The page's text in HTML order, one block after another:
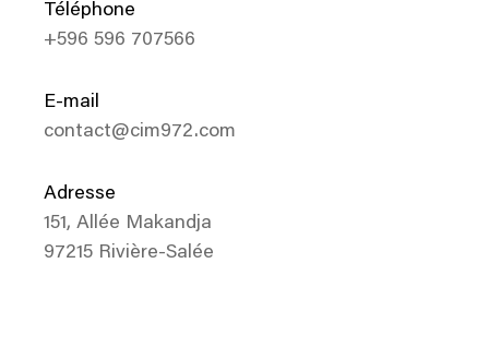
Téléphone
+596 596 707566
E-mail
contact@cim972.com
Adresse
151, Allée Makandja
97215 Rivière-Salée